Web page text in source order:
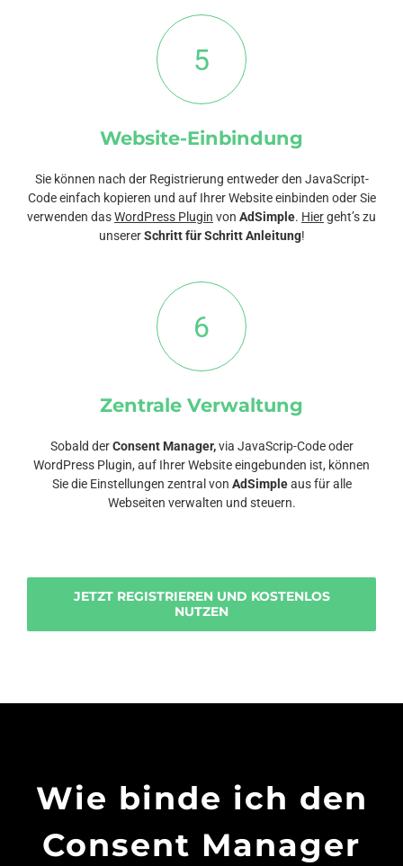
5
Website-Einbindung
Sie können nach der Registrierung entweder den JavaScript-
Code einfach kopieren und auf Ihrer Website einbinden oder Sie
verwenden dasWordPress Plugin von AdSimple. Hiergeht’s zu
unsererSchritt für Schritt Anleitung!
6
Zentrale Verwaltung
Sobald derConsent Manager,via JavaScrip-Code oder
WordPress Plugin, auf Ihrer Website eingebunden ist, können
Sie die Einstellungen zentral von AdSimpleaus für alle
Webseiten verwalten und steuern.
JETZT REGISTRIEREN UND KOSTENLOS
NUTZEN
Wie binde ich den
Consent Manager